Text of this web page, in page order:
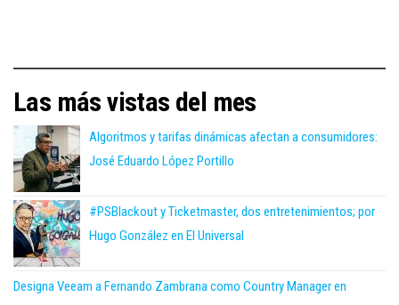
Las más vistas del mes
Algoritmos y tarifas dinámicas afectan a consumidores:
José Eduardo López Portillo
#PSBlackout y Ticketmaster, dos entretenimientos; por
Hugo González en El Universal
Designa Veeam a Fernando Zambrana como Country Manager en